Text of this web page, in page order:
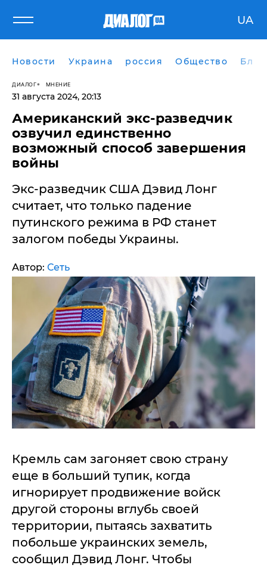
UA
Новости Украина россия Общество
ДИАЛОГ МНЕНИЕ
31 августа 2024, 20:13
Американский экс-разведчик
озвучил единственно
возможный способ завершения
войны
Экс-разведчик США Дэвид Лонг
считает, что только падение
путинского режима в РФ станет
залогом победы Украины.
Автор: Сеть
Кремль сам загоняет свою страну
еще в больший тупик, когда
игнорирует продвижение войск
другой стороны вглубь своей
территории, пытаясь захватить
побольше украинских земель,
сообщил Дэвид Лонг. Чтобы